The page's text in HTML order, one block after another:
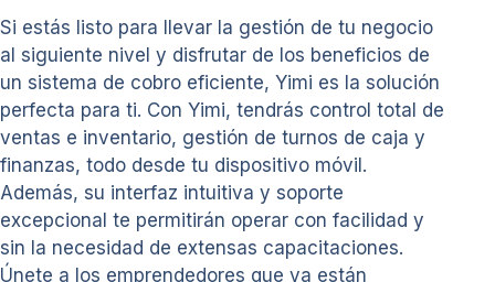
Si estás listo para llevar la gestión de tu negocio
al siguiente nivel y disfrutar de los beneficios de
un sistema de cobro eficiente, Yimi es la solución
perfecta para ti. Con Yimi, tendrás control total de
ventas e inventario, gestión de turnos de caja y
finanzas, todo desde tu dispositivo móvil.
Además, su interfaz intuitiva y soporte
excepcional te permitirán operar con facilidad y
sin la necesidad de extensas capacitaciones.
Únete a los emprendedores que ya están